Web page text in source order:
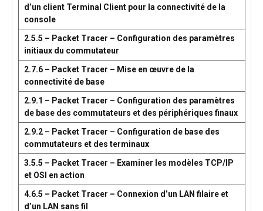
d’un client Terminal Client pour la connectivité de la
console
2.5.5 – Packet Tracer – Configuration des paramètres
initiaux du commutateur
2.7.6 – Packet Tracer – Mise en œuvre de la
connectivité de base
2.9.1 – Packet Tracer – Configuration des paramètres
de base des commutateurs et des périphériques finaux
2.9.2 – Packet Tracer – Configuration de base des
commutateurs et des terminaux
3.5.5 – Packet Tracer – Examiner les modèles TCP/IP
et OSI en action
4.6.5 – Packet Tracer – Connexion d’un LAN filaire et
d’un LAN sans fil